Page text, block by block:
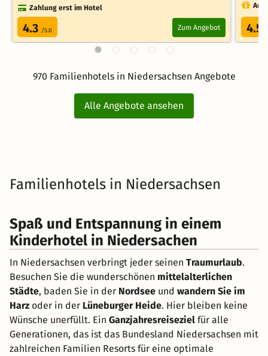
Zahlung erst im Hotel
4.3 /5.0 Zum Angebot 4.5
970 Familienhotels in Niedersachsen Angebote
Alle Angebote ansehen
Familienhotels in Niedersachsen
Spaß und Entspannung in einem
Kinderhotel in Niedersachen
In Niedersachsen verbringt jeder seinen Traumurlaub.
Besuchen Sie die wunderschönen mittelalterlichen
Städte, baden Sie in der Nordsee und wandern Sie im
Harz oder in der Lüneburger Heide. Hier bleiben keine
Wünsche unerfüllt. Ein Ganzjahresreiseziel für alle
Generationen, das ist das Bundesland Niedersachsen mit
zahlreichen Familien Resorts für eine optimale